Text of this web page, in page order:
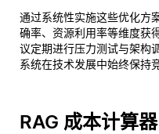
通过系统性实施这些优化方
确率、资源利用率等维度获
议定期进行压力测试与架构
系统在技术发展中始终保持
RAG 成本计算器